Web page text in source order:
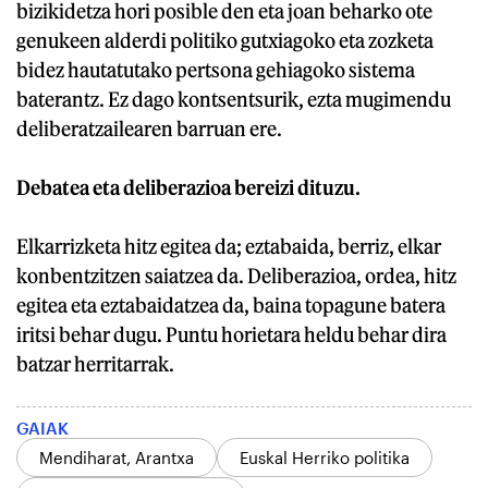
bizikidetza hori posible den eta joan beharko ote
genukeen alderdi politiko gutxiagoko eta zozketa
bidez hautatutako pertsona gehiagoko sistema
baterantz. Ez dago kontsentsurik, ezta mugimendu
deliberatzailearen barruan ere.
Debatea eta deliberazioa bereizi dituzu.
Elkarrizketa hitz egitea da; eztabaida, berriz, elkar
konbentzitzen saiatzea da. Deliberazioa, ordea, hitz
egitea eta eztabaidatzea da, baina topagune batera
iritsi behar dugu. Puntu horietara heldu behar dira
batzar herritarrak.
GAIAK
Mendiharat, Arantxa
Euskal Herriko politika